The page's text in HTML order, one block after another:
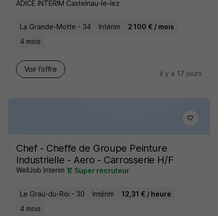
ADICE INTERIM Castelnau-le-lez
La Grande-Motte - 34 Intérim
2 100 € / mois
4 mois
Voir l’offre
il y a 17 jours
Chef - Cheffe de Groupe Peinture
Industrielle - Aero - Carrosserie H/F
WellJob Interim Super recruteur
Le Grau-du-Roi - 30 Intérim
12,31 € / heure
4 mois